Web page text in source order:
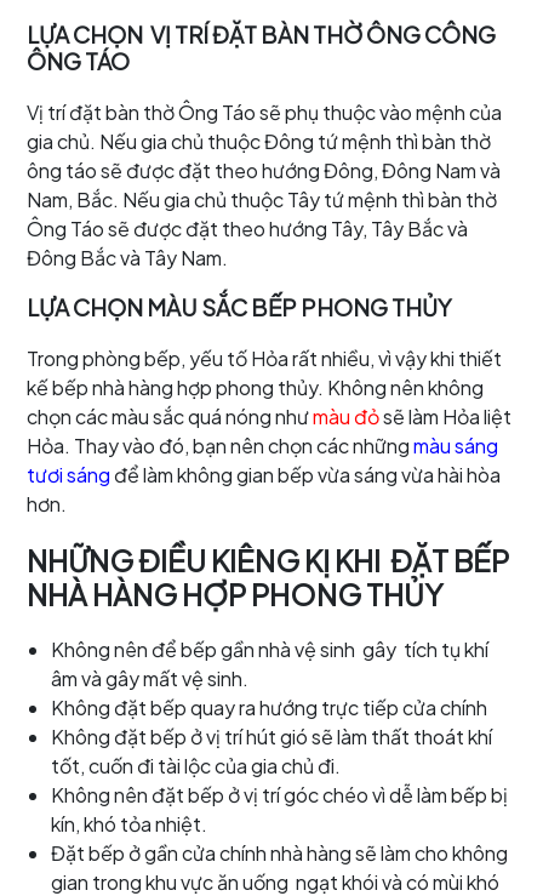
LỰA CHỌN VỊ TRÍ ĐẶT BÀN THỜ ÔNG CÔNG
ÔNG TÁO
Vị trí đặt bàn thờ Ông Táo sẽ phụ thuộc vào mệnh của
gia chủ. Nếu gia chủ thuộc Đông tứ mệnh thì bàn thờ
ông táo sẽ được đặt theo hướng Đông, Đông Nam và
Nam, Bắc. Nếu gia chủ thuộc Tây tứ mệnh thì bàn thờ
Ông Táo sẽ được đặt theo hướng Tây, Tây Bắc và
Đông Bắc và Tây Nam.
LỰA CHỌN MÀU SẮC BẾP PHONG THỦY
Trong phòng bếp, yếu tố Hỏa rất nhiều, vì vậy khi thiết
kế bếp nhà hàng hợp phong thủy. Không nên không
chọn các màu sắc quá nóng nhưmàu đỏsẽ làm Hỏa liệt
Hỏa. Thay vào đó, bạn nên chọn các nhữngmàu sáng
tươi sáng để làm không gian bếp vừa sáng vừa hài hòa
hơn.
NHỮNG ĐIỀU KIÊNG KỊ KHI ĐẶT BẾP
NHÀ HÀNG HỢP PHONG THỦY
Không nên để bếp gần nhà vệ sinh gây tích tụ khí
âm và gây mất vệ sinh.
Không đặt bếp quay ra hướng trực tiếp cửa chính
Không đặt bếp ở vị trí hút gió sẽ làm thất thoát khí
tốt, cuốn đi tài lộc của gia chủ đi.
Không nên đặt bếp ở vị trí góc chéo vì dễ làm bếp bị
kín, khó tỏa nhiệt.
Đặt bếp ở gần cửa chính nhà hàng sẽ làm cho không
gian trong khu vực ăn uống ngạt khói và có mùi khó